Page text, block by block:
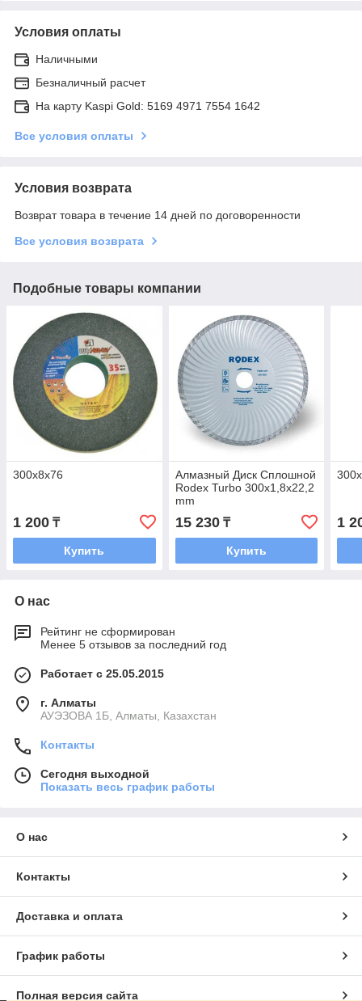
Условия оплаты
Наличными
Безналичный расчет
На карту Kaspi Gold: 5169 4971 7554 1642
Все условия оплаты
Условия возврата
Возврат товара в течение 14 дней по договоренности
Все условия возврата
Подобные товары компании
300х8х76
1 200 ₸
Купить
Алмазный Диск Сплошной
Rodex Turbo 300x1,8х22,2
mm
15 230₸
Купить
1
О нас
Рейтинг не сформирован
Менее 5 отзывов за последний год
Работает с 25.05.2015
г. Алматы
АУЭЗОВА 1Б, Алматы, Казахстан
Контакты
Сегодня выходной
Показать весь график работы
О нас
Контакты
Доставка и оплата
График работы
Полная версия сайта